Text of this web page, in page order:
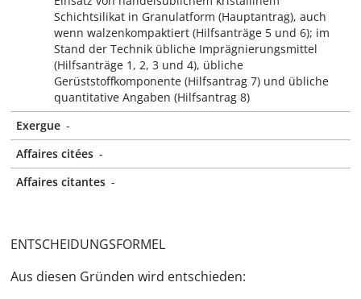
Schichtsilikat in Granulatform (Hauptantrag), auch
wenn walzenkompaktiert (Hilfsanträge 5 und 6); im
Stand der Technik übliche Imprägnierungsmittel
(Hilfsanträge 1, 2, 3 und 4), übliche
Gerüststoffkomponente (Hilfsantrag 7) und übliche
quantitative Angaben (Hilfsantrag 8)
Exergue -
Affaires citées -
Affaires citantes -
ENTSCHEIDUNGSFORMEL
Aus diesen Gründen wird entschieden: